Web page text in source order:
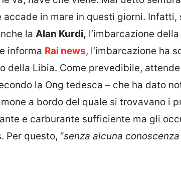
accade in mare in questi giorni.
laAlan Kurdi, l’imbarcazione
informaRai news , l’imbarcazione ha
della Libia. Come prevedibile,
la Ong tedesca – che ha dato
a bordo del quale si trovavano i
e carburante sufficiente ma gli
Per questo, “senza alcuna